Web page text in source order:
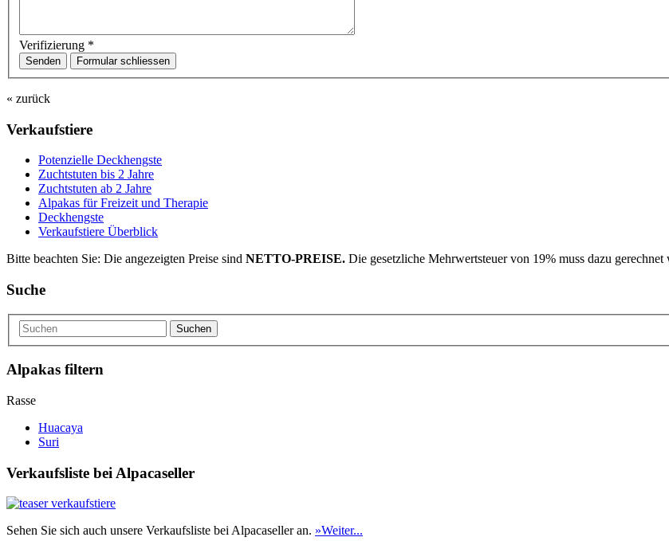
Verifizierung *
Senden Formular schliessen
« zurück
Verkaufstiere
Po­ten­zi­elle Deckhengste
Zuchtstuten bis 2 Jahre
Zuchtstuten ab 2 Jahre
Alpakas für Freizeit und Therapie
Deckhengste
Verkaufstiere Überblick
Bitte beachten Sie: Die angezeigten Preise sind NETTO-PREISE. Die gesetzliche Mehrwertsteuer von 19% muss dazu gerechnet
Suche
Suchen
Alpakas filtern
Rasse
Huacaya
Suri
Verkaufsliste bei Alpacaseller
Sehen Sie sich auch unsere Verkaufsliste bei Alpacaseller an. »Weiter...